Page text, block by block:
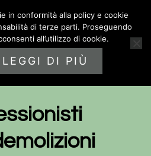
in conformità alla policy e cookie
di terze parti. Proseguendo
all’utilizzo di cookie.
LEGGI DI PIÙ